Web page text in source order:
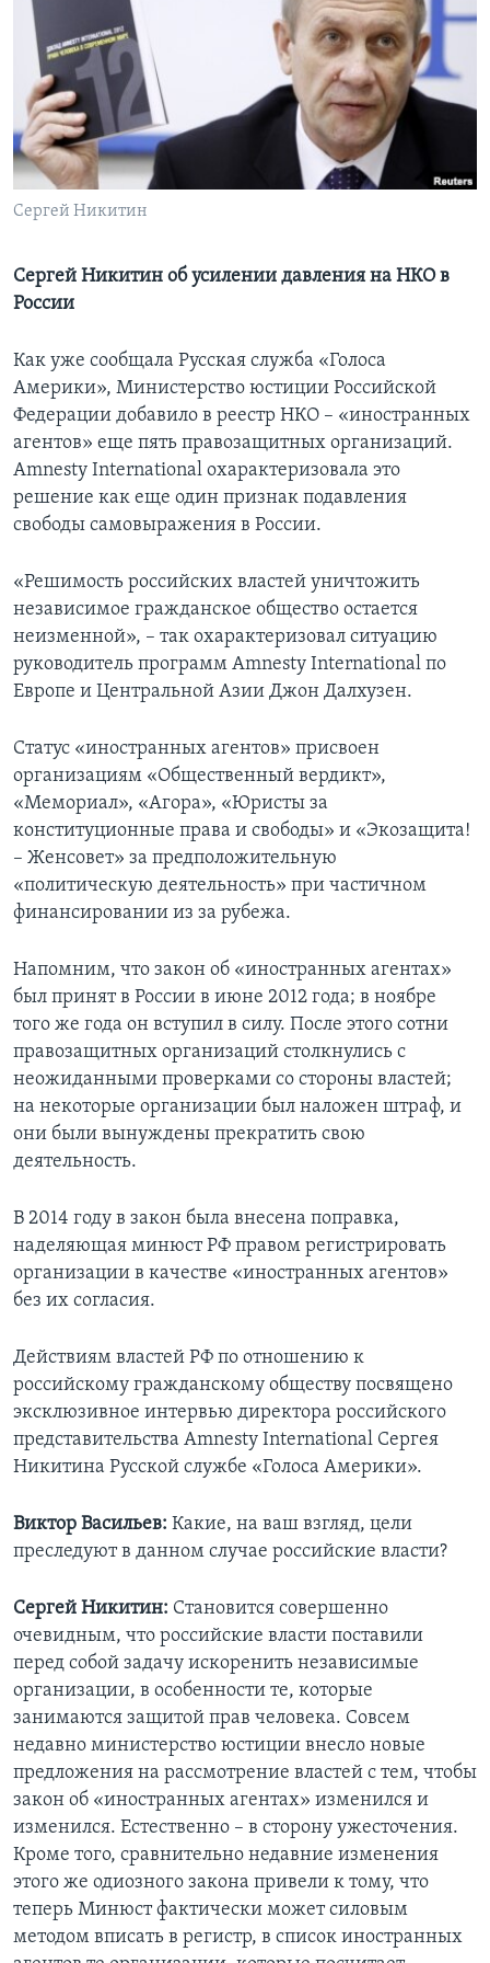
Learning English
СОЦИАЛЬНЫЕ СЕТИ
Языки
Сергей Никитин
Сергей Никитин об усилении давления на НКО в
России
Как уже сообщала Русская служба «Голоса
Америки», Министерство юстиции Российской
Федерации добавило в реестр НКО – «иностранных
агентов» еще пять правозащитных организаций.
Amnesty International охарактеризовала это
решение как еще один признак подавления
свободы самовыражения в России.
«Решимость российских властей уничтожить
независимое гражданское общество остается
неизменной», – так охарактеризовал ситуацию
руководитель программ Amnesty International по
Европе и Центральной Азии Джон Далхузен.
Статус «иностранных агентов» присвоен
организациям «Общественный вердикт»,
«Мемориал», «Агора», «Юристы за
конституционные права и свободы» и «Экозащита!
– Женсовет» за предположительную
«политическую деятельность» при частичном
финансировании из за рубежа.
Напомним, что закон об «иностранных агентах»
был принят в России в июне 2012 года; в ноябре
того же года он вступил в силу. После этого сотни
правозащитных организаций столкнулись с
неожиданными проверками со стороны властей;
на некоторые организации был наложен штраф, и
они были вынуждены прекратить свою
деятельность.
В 2014 году в закон была внесена поправка,
наделяющая минюст РФ правом регистрировать
организации в качестве «иностранных агентов»
без их согласия.
Действиям властей РФ по отношению к
российскому гражданскому обществу посвящено
эксклюзивное интервью директора российского
представительства Amnesty International Сергея
Никитина Русской службе «Голоса Америки».
Виктор Васильев: Какие, на ваш взгляд, цели
преследуют в данном случае российские власти?
Сергей Никитин: Становится совершенно
очевидным, что российские власти поставили
перед собой задачу искоренить независимые
организации, в особенности те, которые
занимаются защитой прав человека. Совсем
недавно министерство юстиции внесло новые
предложения на рассмотрение властей с тем, чтобы
закон об «иностранных агентах» изменился и
изменился. Естественно – в сторону ужесточения.
Кроме того, сравнительно недавние изменения
этого же одиозного закона привели к тому, что
теперь Минюст фактически может силовым
методом вписать в регистр, в список иностранных